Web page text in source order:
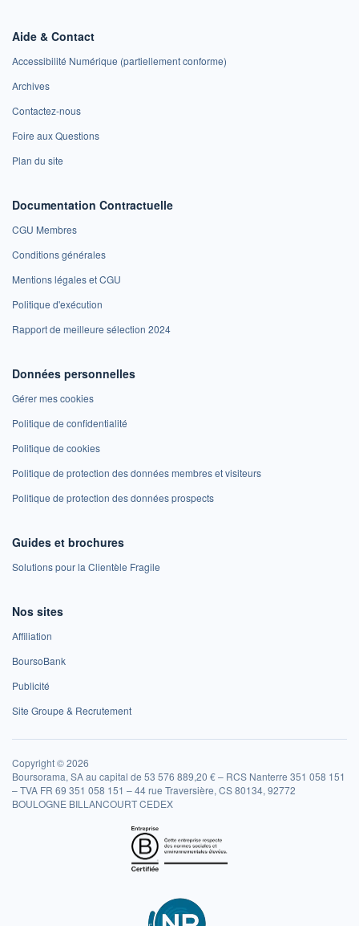
Aide & Contact
Accessibilité Numérique (partiellement conforme)
Archives
Contactez-nous
Foire aux Questions
Plan du site
Documentation Contractuelle
CGU Membres
Conditions générales
Mentions légales et CGU
Politique d'exécution
Rapport de meilleure sélection 2024
Données personnelles
Gérer mes cookies
Politique de confidentialité
Politique de cookies
Politique de protection des données membres et visiteurs
Politique de protection des données prospects
Guides et brochures
Solutions pour la Clientèle Fragile
Nos sites
Affiliation
BoursoBank
Publicité
Site Groupe & Recrutement
Copyright © 2026
Boursorama, SA au capital de 53 576 889,20 € – RCS Nanterre 351 058 151
– TVA FR 69 351 058 151 – 44 rue Traversière, CS 80134, 92772
BOULOGNE BILLANCOURT CEDEX